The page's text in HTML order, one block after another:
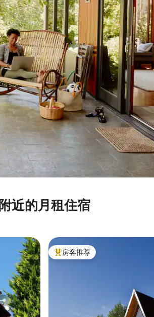
附近的月租住宿
热门「房客推荐」
房客推荐